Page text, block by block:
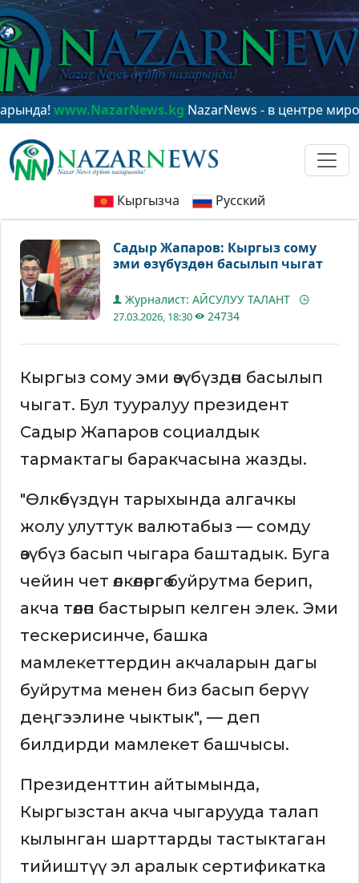
www.NazarNews.kgNazarNews - в центре мирового
Кыргызча Русский
Садыр Жапаров: Кыргыз сому
эми өзүбүздөн басылып чыгат
Журналист: АЙСУЛУУ ТАЛАНТ
27.03.2026, 18:30 24734
Кыргыз сому эми өзүбүздөн басылып
чыгат. Бул тууралуу президент
Садыр Жапаров социалдык
тармактагы баракчасына жазды.
"Өлкөбүздүн тарыхында алгачкы
жолу улуттук валютабыз — сомду
өзүбүз басып чыгара баштадык. Буга
чейин чет өлкөлөргө буйрутма берип,
акча төлөп бастырып келген элек. Эми
тескерисинче, башка
мамлекеттердин акчаларын дагы
буйрутма менен биз басып берүү
деңгээлине чыктык", — деп
билдирди мамлекет башчысы.
Президенттин айтымында,
Кыргызстан акча чыгарууда талап
кылынган шарттарды тастыктаган
тийиштүү эл аралык сертификатка